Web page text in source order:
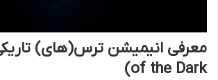
of the Dark)